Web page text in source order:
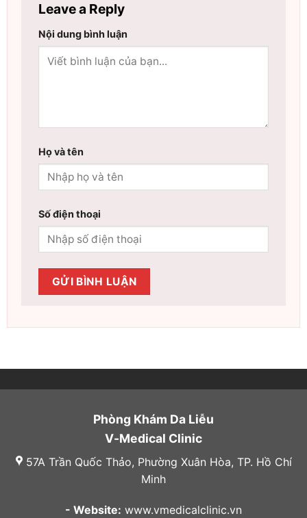
Leave a Reply
Nội dung bình luận
Họ và tên
Số điện thoại
Phòng Khám Da Liễu
V-Medical Clinic
57A Trần Quốc Thảo, Phường Xuân Hòa, TP. Hồ Chí
Minh
- Website: www.vmedicalclinic.vn